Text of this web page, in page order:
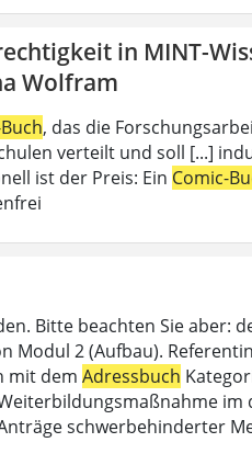
in MINT-
Wolfram
, das die
verteilt und soll [...]
ist der Preis: Ein Comic-
Bitte beachten Sie aber:
Modul 2 (Aufbau).
mit dem Adressbuch
schwerbehinderter